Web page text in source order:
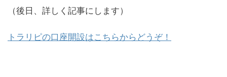
（後日、詳しく記事にします）
トラリピの口座開設はこちらからどうぞ！